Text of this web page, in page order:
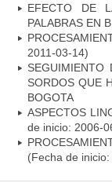
EFECTO DE
PALABRAS EN
2011-03-14)
SEGUIMIENTO
SORDOS QUE
BOGOTA
ASPECTOS
de inicio: 2006-
(Fecha de